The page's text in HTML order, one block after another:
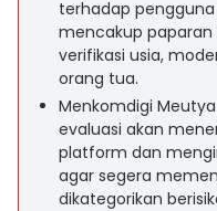
terhadap
mencakup
verifikasi usia,
orang tua.
Menkomdigi
evaluasi akan
platform dan
agar segera
dikategorikan